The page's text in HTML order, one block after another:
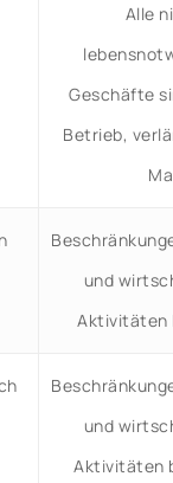
Alle
Geschäfte
Betrieb,
und
Aktivitäten
und
Aktivitäten